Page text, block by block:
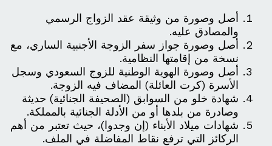
أصل وصورة من وثيقة عقد الزواج الرسمي
والمصادق عليه.
أصل وصورة جواز سفر الزوجة الأجنبية الساري، مع
نسخة من إقامتها النظامية.
أصل وصورة الهوية الوطنية للزوج السعودي وسجل
الأسرة (كرت العائلة) المضاف فيه الزوجة.
شهادة خلو من السوابق (الصحيفة الجنائية) حديثة
وصادرة من بلدها أو من الأدلة الجنائية بالمملكة.
شهادات ميلاد الأبناء (إن وجدوا)، حيث تعتبر من أهم
الركائز التي ترفع نقاط المفاضلة في الملف.